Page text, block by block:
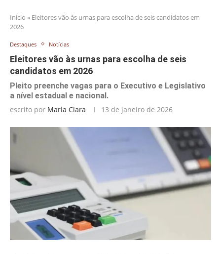
Início » Eleitores vão às urnas para escolha de seis candidatos em
2026
Destaques Notícias
Eleitores vão às urnas para escolha de seis
candidatos em 2026
Pleito preenche vagas para o Executivo e Legislativo
a nível estadual e nacional.
escrito por Maria Clara 13 de janeiro de 2026